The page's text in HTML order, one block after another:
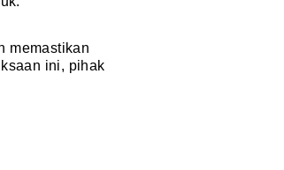
memastikan
ini, pihak